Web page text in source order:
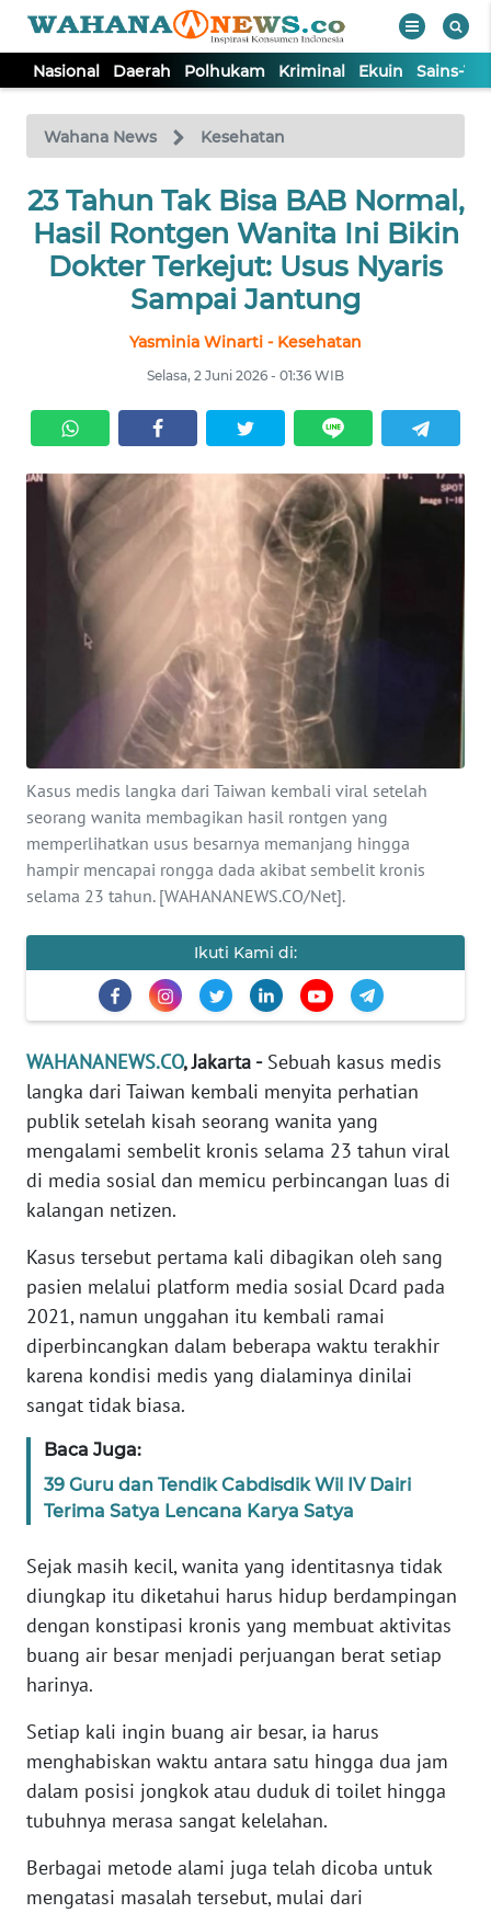
Nasional Daerah Polhukam Kriminal Ekuin Sains-
Wahana News Kesehatan
23 Tahun Tak Bisa BAB Normal,
Hasil Rontgen Wanita Ini Bikin
Dokter Terkejut: Usus Nyaris
Sampai Jantung
Yasminia Winarti - Kesehatan
Selasa, 2 Juni 2026 - 01:36 WIB
Kasus medis langka dari Taiwan kembali viral setelah
seorang wanita membagikan hasil rontgen yang
memperlihatkan usus besarnya memanjang hingga
hampir mencapai rongga dada akibat sembelit kronis
selama 23 tahun. [WAHANANEWS.CO/Net].
Ikuti Kami di:
WAHANANEWS.CO, Jakarta -Sebuah kasus medis
langka dari Taiwan kembali menyita perhatian
publik setelah kisah seorang wanita yang
mengalami sembelit kronis selama 23 tahun viral
di media sosial dan memicu perbincangan luas di
kalangan netizen.
Kasus tersebut pertama kali dibagikan oleh sang
pasien melalui platform media sosial Dcard pada
2021, namun unggahan itu kembali ramai
diperbincangkan dalam beberapa waktu terakhir
karena kondisi medis yang dialaminya dinilai
sangat tidak biasa.
Baca Juga:
39 Guru dan Tendik Cabdisdik Wil IV Dairi
Terima Satya Lencana Karya Satya
Sejak masih kecil, wanita yang identitasnya tidak
diungkap itu diketahui harus hidup berdampingan
dengan konstipasi kronis yang membuat aktivitas
buang air besar menjadi perjuangan berat setiap
harinya.
Setiap kali ingin buang air besar, ia harus
menghabiskan waktu antara satu hingga dua jam
dalam posisi jongkok atau duduk di toilet hingga
tubuhnya merasa sangat kelelahan.
Berbagai metode alami juga telah dicoba untuk
mengatasi masalah tersebut, mulai dari
TV
Tutup
NASIONAL
DAERAH
EKUIN
SAINS-TEKNO
KESEHATAN
INTERNASIONAL
PENDIDIKAN
OLAHRAGA
OPINI
EDITORIAL
BERITA
KONTAK
INFO
IKLAN
TENTANG
KAMI
PEDOMAN
MEDIA
SIBER
DISCLAIMER
News
Regional
WN
SUMUT
WN
WN